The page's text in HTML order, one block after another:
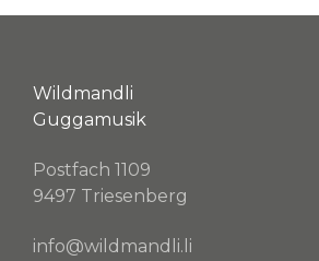
Wildmandli
Guggamusik
Postfach 1109
9497 Triesenberg
info@wildmandli.li